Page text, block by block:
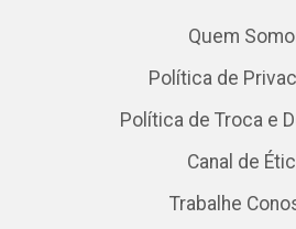
Quem
Política de
Política de Troca e
Canal de
Trabalhe